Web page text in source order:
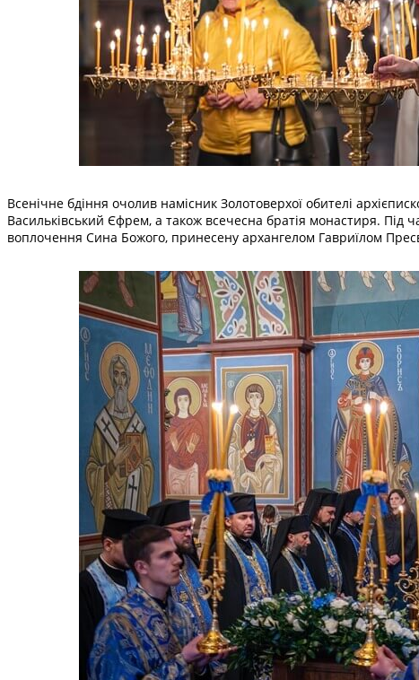
Всенічне бдіння очолив намісник Золотоверхої обителі
Васильківський Єфрем, а також всечесна братія монастиря. Під
воплочення Сина Божого, принесену архангелом Гавриїлом